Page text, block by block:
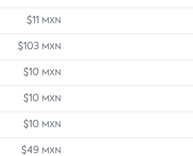
$11 MXN
$103 MXN
$10 MXN
$10 MXN
$10 MXN
$49 MXN